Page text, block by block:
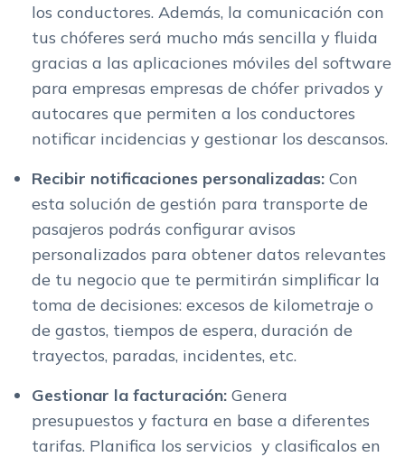
los conductores. Además, la comunicación con
tus chóferes será mucho más sencilla y fluida
gracias a las aplicaciones móviles del software
para empresas empresas de chófer privados y
autocares que permiten a los conductores
notificar incidencias y gestionar los descansos.
Recibir notificaciones personalizadas: Con
esta solución de gestión para transporte de
pasajeros podrás configurar avisos
personalizados para obtener datos relevantes
de tu negocio que te permitirán simplificar la
toma de decisiones: excesos de kilometraje o
de gastos, tiempos de espera, duración de
trayectos, paradas, incidentes, etc.
Gestionar la facturación: Genera
presupuestos y factura en base a diferentes
tarifas. Planifica los servicios y clasificalos en